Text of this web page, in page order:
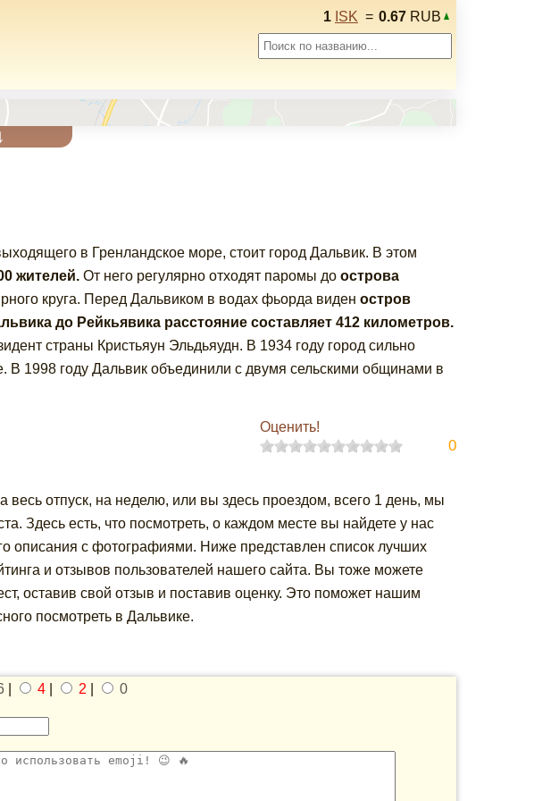
1 ISK = 0.67 RUB
в Гренландское море, стоит город Дальвик. В этом
жителей.От него регулярно отходят паромы до острова
круга. Перед Дальвиком в водах фьорда виден остров
до Рейкьявика расстояние составляет 412 километров.
страны Кристьяун Эльдьяудн. В 1934 году город сильно
В 1998 году Дальвик объединили с двумя сельскими общинами в
Оценить!
0
весь отпуск, на неделю, или вы здесь проездом, всего 1 день, мы
Здесь есть, что посмотреть, о каждом месте вы найдете у нас
описания с фотографиями. Ниже представлен список лучших
и отзывов пользователей нашего сайта. Вы тоже можете
оставив свой отзыв и поставив оценку. Это поможет нашим
посмотреть в Дальвике.
| 4| 2
0